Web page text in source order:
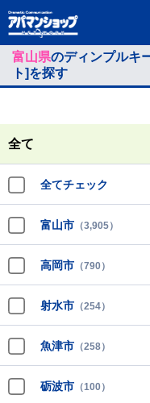
富山県のディンプルキ
ト]を探す
全て
全てチェック
富山市 （3,905）
高岡市 （790）
射水市 （254）
魚津市 （258）
砺波市 （100）